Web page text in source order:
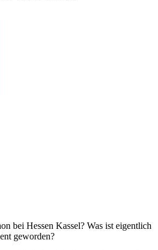
bei Hessen Kassel? Was ist eigentlich
geworden?